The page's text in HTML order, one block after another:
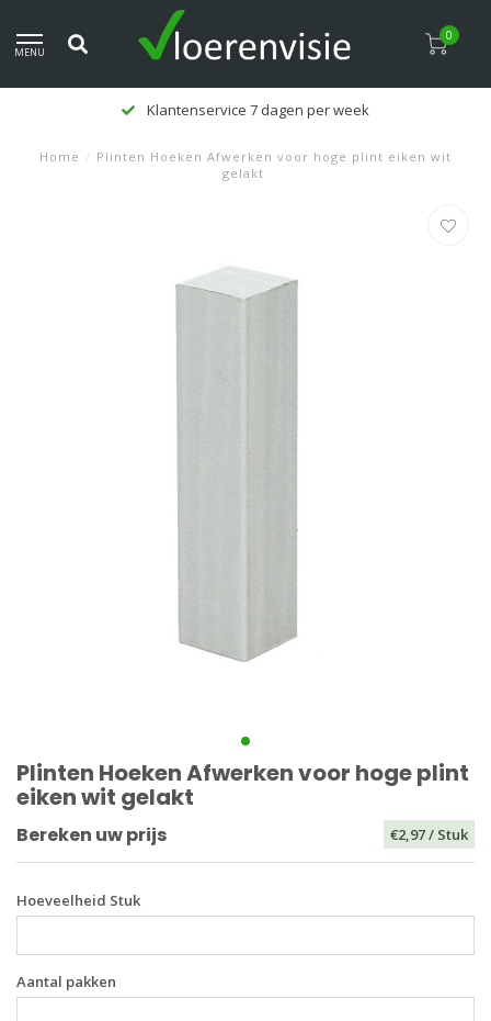
MENU
0
Klantenservice 7 dagen per week
Home / Plinten Hoeken Afwerken voor hoge plint eiken wit
gelakt
Plinten Hoeken Afwerken voor hoge plint
eiken wit gelakt
Bereken uw prijs €2,97/ Stuk
Hoeveelheid Stuk
Aantal pakken